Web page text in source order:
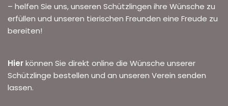
– helfen Sie uns, unseren Schützlingen ihre Wünsche zu
erfüllen und unseren tierischen Freunden eine Freude zu
bereiten!
Hierkönnen Sie direkt online die Wünsche unserer
Schützlinge bestellen und an unseren Verein senden
lassen.